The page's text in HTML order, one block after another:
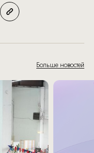
Больше новостей